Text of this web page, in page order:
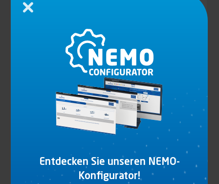
PARLOK SUPRA WHITE LINE V KOTFLÜGEL MIT
INTERGRIERTEM SPRITZSCHUTZSYSTEM
Produkt anzeigen
Entdecken Sie unseren NEMO-
Konfigurator!